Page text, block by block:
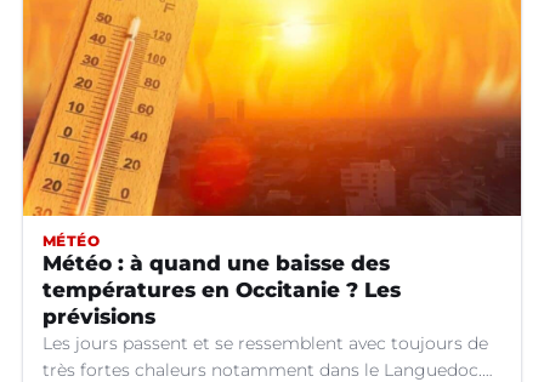
MÉTÉO
Météo : à quand une baisse des
températures en Occitanie ? Les
prévisions
Les jours passent et se ressemblent avec toujours de
très fortes chaleurs notamment dans le Languedoc.